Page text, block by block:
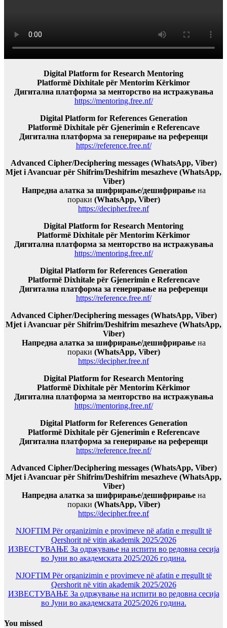
Digital Platform for Research Mentoring
Platformë Dixhitale për Mentorim Kërkimor
Дигитална платформа за менторство на истражувања
https://mentoring.free.nf/
Digital Platform for References Generation
Platformë Dixhitale për Gjenerimin e Referencave
Дигитална платформа за генерирање на референци
https://reference.free.nf/
Advanced Cipher/Deciphering messages (WhatsApp, Viber)
Mjet i Avancuar për Shifrim/Deshifrim mesazheve (WhatsApp,
Viber)
Напредна алатка за шифрирање/дешифрирањена
пораки (WhatsApp, Viber)
https://decipher.free.nf
Digital Platform for Research Mentoring
Platformë Dixhitale për Mentorim Kërkimor
Дигитална платформа за менторство на истражувања
https://mentoring.free.nf/
Digital Platform for References Generation
Platformë Dixhitale për Gjenerimin e Referencave
Дигитална платформа за генерирање на референци
https://reference.free.nf/
Advanced Cipher/Deciphering messages (WhatsApp, Viber)
Mjet i Avancuar për Shifrim/Deshifrim mesazheve (WhatsApp,
Viber)
Напредна алатка за шифрирање/дешифрирањена
пораки (WhatsApp, Viber)
https://decipher.free.nf
Digital Platform for Research Mentoring
Platformë Dixhitale për Mentorim Kërkimor
Дигитална платформа за менторство на истражувања
https://mentoring.free.nf/
Digital Platform for References Generation
Platformë Dixhitale për Gjenerimin e Referencave
Дигитална платформа за генерирање на референци
https://reference.free.nf/
Advanced Cipher/Deciphering messages (WhatsApp, Viber)
Mjet i Avancuar për Shifrim/Deshifrim mesazheve (WhatsApp,
Viber)
Напредна алатка за шифрирање/дешифрирањена
пораки (WhatsApp, Viber)
https://decipher.free.nf
NJOFTIM Për organizimin e provimeve në afatin e rregullt të
Qershorit në vitin akademik 2025/2026
ИЗВЕСТУВАЊЕ За одржување на испити во редовна сесија
во Јуни во академската 2025/2026 година.
NJOFTIM Për organizimin e provimeve në afatin e rregullt të
Qershorit në vitin akademik 2025/2026
ИЗВЕСТУВАЊЕ За одржување на испити во редовна сесија
во Јуни во академската 2025/2026 година.
You missed